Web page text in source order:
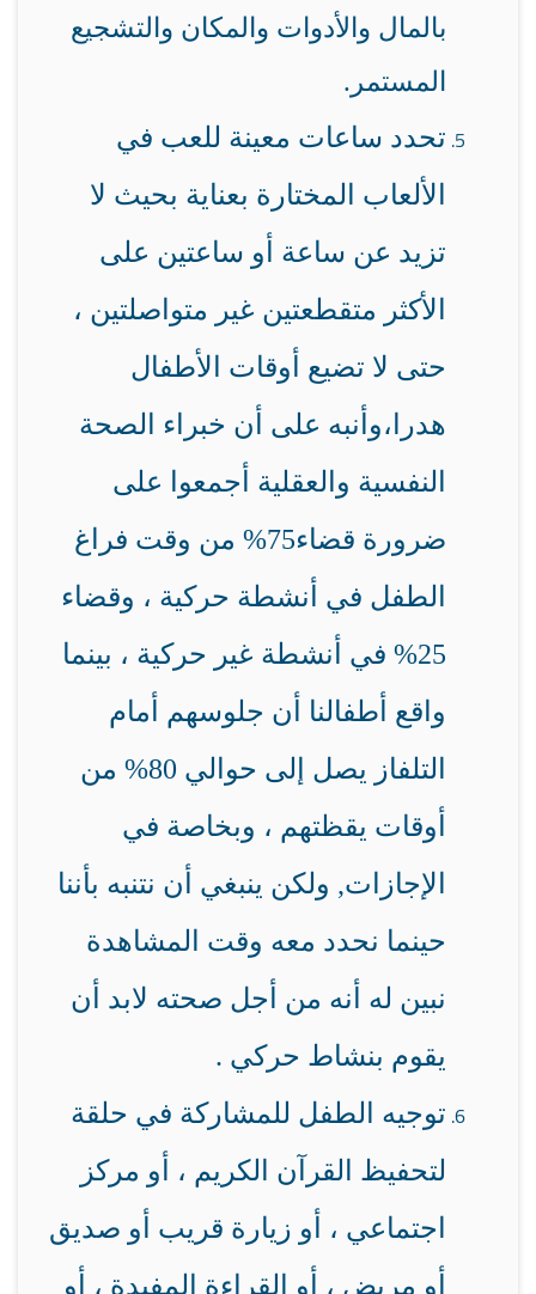
بالمال والأدوات والمكان والتشجيع
المستمر.
تحدد ساعات معينة للعب في
الألعاب المختارة بعناية بحيث لا
تزيد عن ساعة أو ساعتين على
الأكثر متقطعتين غير متواصلتين ،
حتى لا تضيع أوقات الأطفال
هدرا،وأنبه على أن خبراء الصحة
النفسية والعقلية أجمعوا على
ضرورة قضاء75% من وقت فراغ
الطفل في أنشطة حركية ، وقضاء
25% في أنشطة غير حركية ، بينما
واقع أطفالنا أن جلوسهم أمام
التلفاز يصل إلى حوالي 80% من
أوقات يقظتهم ، وبخاصة في
الإجازات, ولكن ينبغي أن نتنبه بأننا
حينما نحدد معه وقت المشاهدة
نبين له أنه من أجل صحته لابد أن
يقوم بنشاط حركي .
توجيه الطفل للمشاركة في حلقة
لتحفيظ القرآن الكريم ، أو مركز
اجتماعي ، أو زيارة قريب أو صديق
أو مريض ، أو القراءة المفيدة ، أو